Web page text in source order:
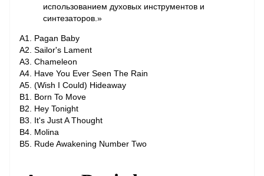
использованием духовых инструментов и
синтезаторов.»
A1. Pagan Baby
A2. Sailor's Lament
A3. Chameleon
A4. Have You Ever Seen The Rain
A5. (Wish I Could) Hideaway
B1. Born To Move
B2. Hey Tonight
B3. It's Just A Thought
B4. Molina
B5. Rude Awakening Number Two